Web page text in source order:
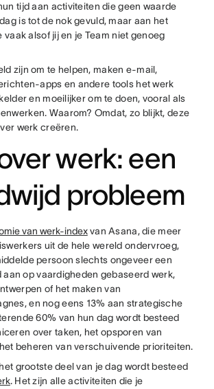
tijd aan activiteiten die geen waarde
is tot de nok gevuld, maar aan het
vaak alsof jij en je Team niet genoeg
zijn om te helpen, maken e-mail,
apps en andere tools het werk
en moeilijker om te doen, vooral als
Waarom? Omdat, zo blijkt, deze
werk creëren.
werk: een
probleem
van werk-indexvan Asana, die meer
uit de hele wereld ondervroeg,
persoon slechts ongeveer een
aan op vaardigheden gebaseerd werk,
of het maken van
en nog eens 13% aan strategische
60% van hun dag wordt besteed
over taken, het opsporen van
beheren van verschuivende prioriteiten.
grootste deel van je dag wordt besteed
. Het zijn alle activiteiten die je